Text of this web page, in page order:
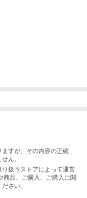
ますが、その内容の正確
ん。
り扱うストアによって運営
商品、ご購入 、ご購入に関
さい。